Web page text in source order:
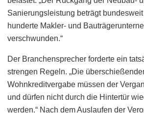
Sanierungsleistung beträgt
hunderte Makler- und
verschwunden.“
Der Branchensprecher forderte ein
strengen Regeln. „Die
Wohnkreditvergabe müssen der
und dürfen nicht durch die Hintertür
werden.“ Nach dem Auslaufen der